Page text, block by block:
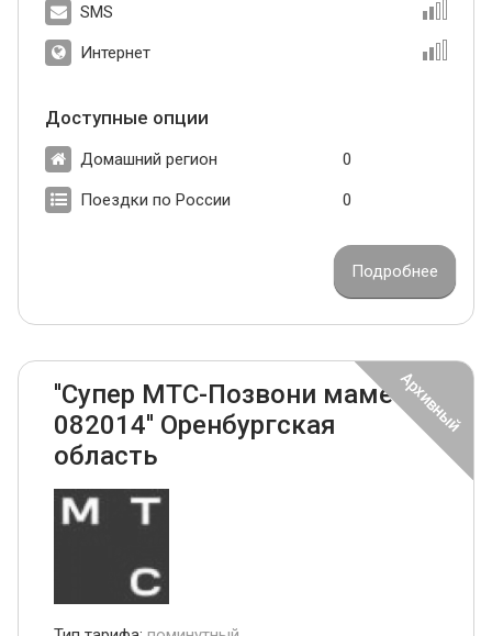
SMS
Интернет
Доступные опции
Домашний регион 0
Поездки по России 0
Подробнее
''Супер МТС-Позвони маме
082014'' Оренбургская
область